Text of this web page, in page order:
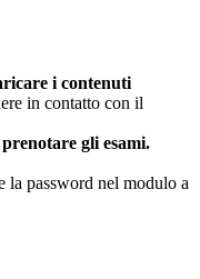
i contenuti
in contatto con il
gli esami.
la password nel modulo a